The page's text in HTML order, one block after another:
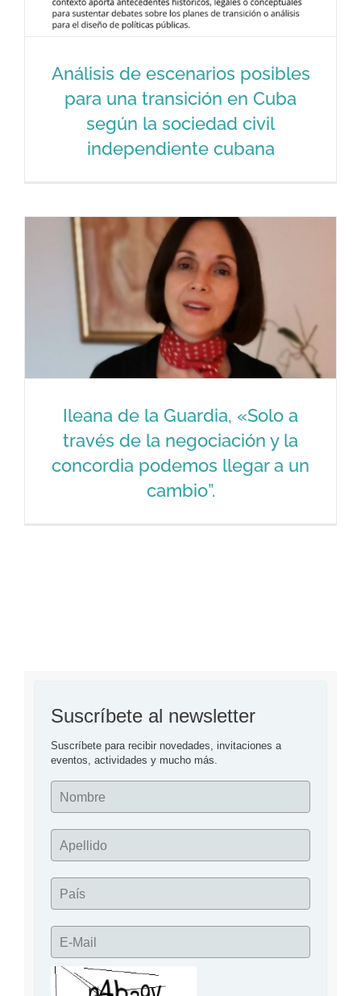
Análisis de escenarios posibles para
una transición en Cuba según la
Análisis de escenarios posibles
para una transición en Cuba
según la sociedad civil
independiente cubana
Ileana de la Guardia, «Solo a través
de la negociación y la concordia
Ileana de la Guardia, «Solo a
través de la negociación y la
concordia podemos llegar a un
cambio”.
Suscríbete al newsletter
Suscríbete para recibir novedades, invitaciones a
eventos, actividades y mucho más.
Nombre
Apellido
País
E-Mail